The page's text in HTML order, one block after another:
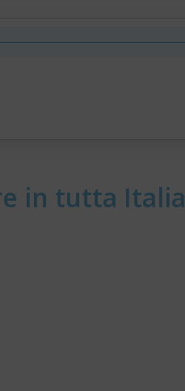
in tutta Italia